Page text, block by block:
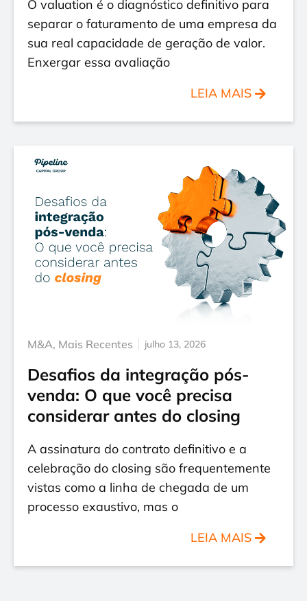
O valuation é o diagnóstico definitivo para
separar o faturamento de uma empresa da
sua real capacidade de geração de valor.
Enxergar essa avaliação
LEIA MAIS
M&A, Mais Recentes julho 13, 2026
Desafios da integração pós-
venda: O que você precisa
considerar antes do closing
A assinatura do contrato definitivo e a
celebração do closing são frequentemente
vistas como a linha de chegada de um
processo exaustivo, mas o
LEIA MAIS